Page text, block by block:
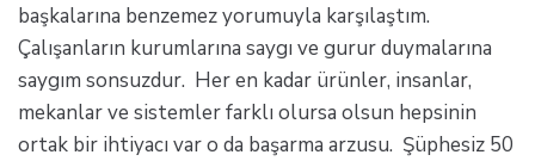
başkalarına benzemez yorumuyla karşılaştım.
Çalışanların kurumlarına saygı ve gurur duymalarına
saygım sonsuzdur. Her en kadar ürünler, insanlar,
mekanlar ve sistemler farklı olursa olsun hepsinin
ortak bir ihtiyacı var o da başarma arzusu. Şüphesiz 50